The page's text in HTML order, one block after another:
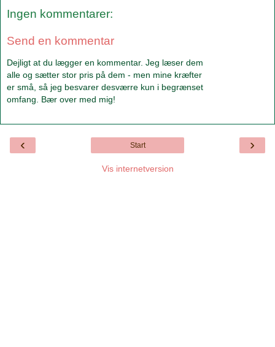
Ingen kommentarer:
Send en kommentar
Dejligt at du lægger en kommentar. Jeg læser dem
alle og sætter stor pris på dem - men mine kræfter
er små, så jeg besvarer desværre kun i begrænset
omfang. Bær over med mig!
‹ ›
Start
Vis internetversion